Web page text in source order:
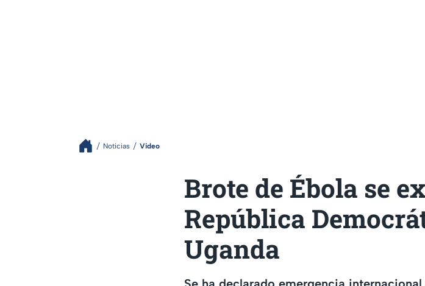
Noticias Video
Brote de Ébola se
República
Uganda